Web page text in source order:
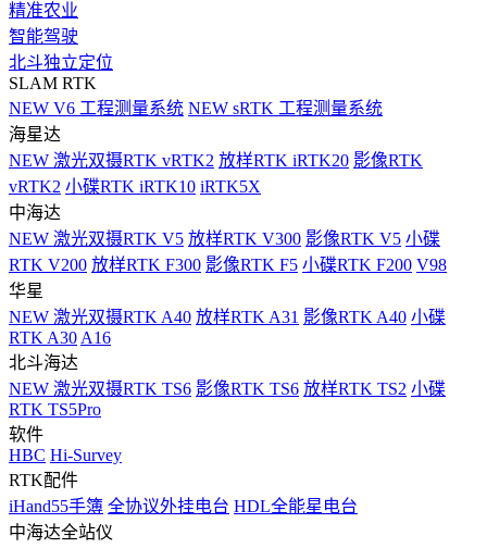
精准农业
智能驾驶
北斗独立定位
SLAM RTK
NEW V6 工程测量系统 NEW sRTK 工程测量系统
海星达
NEW 激光双摄RTK vRTK2 放样RTK iRTK20 影像RTK
vRTK2 小碟RTK iRTK10 iRTK5X
中海达
NEW 激光双摄RTK V5 放样RTK V300 影像RTK V5 小碟
RTK V200 放样RTK F300 影像RTK F5 小碟RTK F200 V98
华星
NEW 激光双摄RTK A40 放样RTK A31 影像RTK A40 小碟
RTK A30 A16
北斗海达
NEW 激光双摄RTK TS6 影像RTK TS6 放样RTK TS2 小碟
RTK TS5Pro
软件
HBC Hi-Survey
RTK配件
iHand55手簿 全协议外挂电台 HDL全能星电台
中海达全站仪